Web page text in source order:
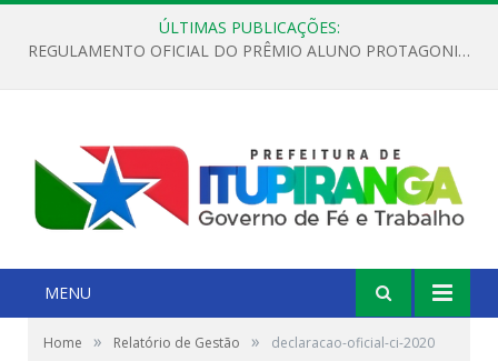
ÚLTIMAS PUBLICAÇÕES:
REGULAMENTO OFICIAL DO PRÊMIO ALUNO PROTAGONISTA – EDIÇÃO 2026
MENU
Home » Relatório de Gestão » declaracao-oficial-ci-2020